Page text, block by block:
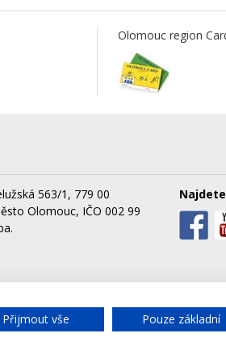
Olomouc region
563/1, 779 00
Olomouc, IČO 002 99
Technické služby města Olomouce, a.s.
Chat-
Přijmout vše Pouze základní